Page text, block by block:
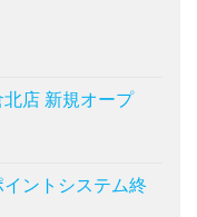
店 新規オープ
ントシステム終